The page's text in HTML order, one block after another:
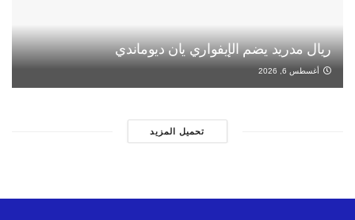
ريال مدريد يضم الإيفواري يان ديوماندي
أغسطس 6, 2026
تحميل المزيد